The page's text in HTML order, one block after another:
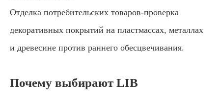
Отделка потребительских товаров-проверка
декоративных покрытий на пластмассах, металлах
и древесине против раннего обесцвечивания.
Почему выбирают LIB